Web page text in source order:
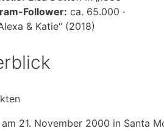
Follower: ca. 65.000 ·
& Katie“ (2018)
21. November 2000 in Santa